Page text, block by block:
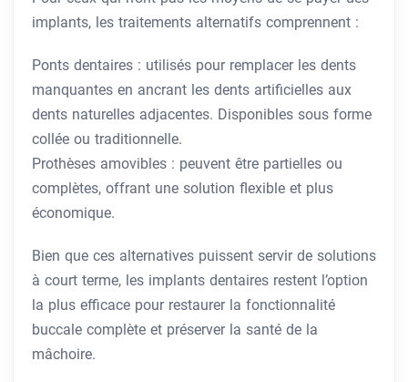
implants, les traitements alternatifs comprennent :
Ponts dentaires : utilisés pour remplacer les dents
manquantes en ancrant les dents artificielles aux
dents naturelles adjacentes. Disponibles sous forme
collée ou traditionnelle.
Prothèses amovibles : peuvent être partielles ou
complètes, offrant une solution flexible et plus
économique.
Bien que ces alternatives puissent servir de solutions
à court terme, les implants dentaires restent l’option
la plus efficace pour restaurer la fonctionnalité
buccale complète et préserver la santé de la
mâchoire.